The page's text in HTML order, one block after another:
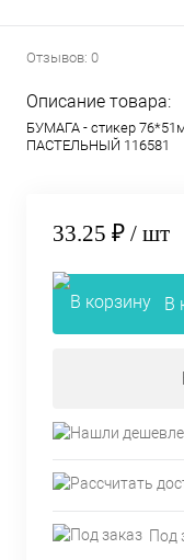
Отзывов: 0
Описание товара:
БУМАГА - стикер
ПАСТЕЛЬНЫЙ 116581
33.25 ₽ / шт
В
Под